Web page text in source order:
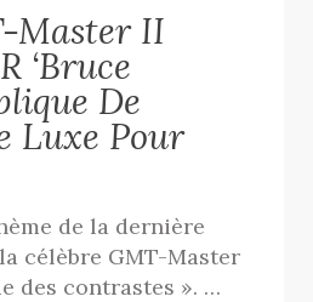
Master II
‘Bruce
De
Luxe Pour
de la dernière
célèbre GMT-Master
des contrastes ». …